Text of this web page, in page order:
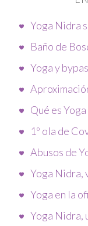
Yoga Nidra
Baño de
Yoga y
Qué es Yoga
1º ola de
Abusos de
Yoga Nidra,
Yoga en la
Yoga Nidra,